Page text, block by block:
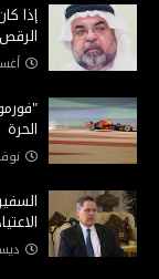
إذا
الرقص
الحرة
نوفمبر